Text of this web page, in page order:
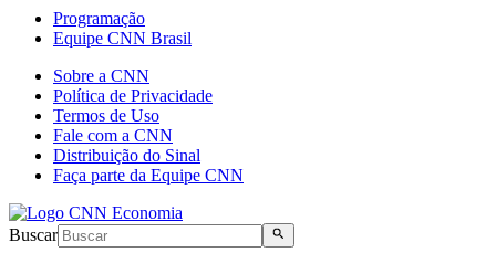
Programação
Equipe CNN Brasil
Sobre a CNN
Política de Privacidade
Termos de Uso
Fale com a CNN
Distribuição do Sinal
Faça parte da Equipe CNN
Buscar